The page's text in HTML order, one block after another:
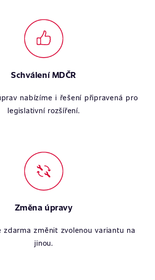
Schválení MDČR
nabízíme i řešení připravená pro
legislativní rozšíření.
Změna úpravy
zdarma změnit zvolenou variantu na
jinou.